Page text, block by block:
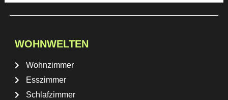
WOHNWELTEN
Wohnzimmer
Esszimmer
Schlafzimmer